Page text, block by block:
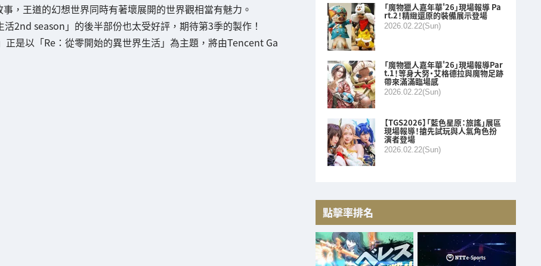
，王道的幻想世界同時有著壞展開的世界觀相當有魅力。
2nd season」的後半部份也太受好評，期待第3季的製作！
是以「Re：從零開始的異世界生活」為主題，將由Tencent Ga
「魔物獵人嘉年華'26」現場報導 Pa
rt.2！精緻還原的裝備展示登場
2026.02.22(Sun)
「魔物獵人嘉年華'26」現場報導Par
t.1！等身大努・艾格德拉與魔物足跡
帶來滿滿臨場感
2026.02.22(Sun)
【TGS2026】「藍色星原：旅謠」展區
現場報導！搶先試玩與人氣角色扮
演者登場
2026.02.22(Sun)
點擊率排名